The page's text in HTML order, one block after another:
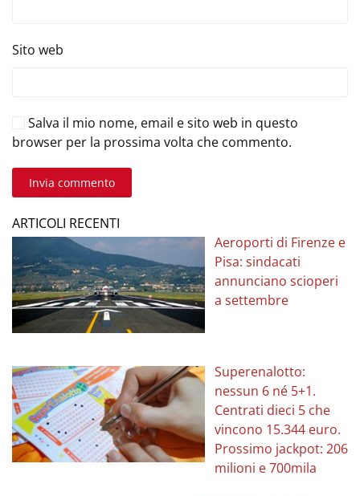
Sito web
Salva il mio nome, email e sito web in questo
browser per la prossima volta che commento.
Invia commento
ARTICOLI RECENTI
Aeroporti di Firenze e
Pisa: sindacati
annunciano scioperi
a settembre
Superenalotto:
nessun 6 né 5+1.
Centrati dieci 5 che
vincono 15.344 euro.
Prossimo jackpot: 206
milioni e 700mila